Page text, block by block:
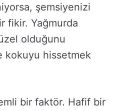
şemsiyenizi
fikir. Yağmurda
olduğunu
kokuyu hissetmek
bir faktör. Hafif bir